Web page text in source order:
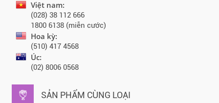
Việt nam:
(028) 38 112 666
1800 6138 (miễn cước)
Hoa kỳ:
(510) 417 4568
Úc:
(02) 8006 0568
SẢN PHẨM CÙNG LOẠI